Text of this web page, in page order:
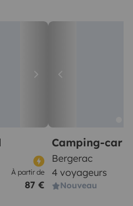
À partir de
87 €
Camping-car
Bergerac
4 voyageurs
Nouveau